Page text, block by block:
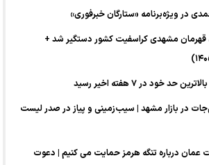
در ویژه‌برنامه «ستارگان خبرفوری»
مشهدی کراسفیت کشور دستگیر شد +
خود در ۷ هفته اخیر رسید
در بازار مشهد | سیب‌زمینی و پیاز در صدر لیست
عمان درباره تنگه هرمز حمایت می کنیم | دعوت